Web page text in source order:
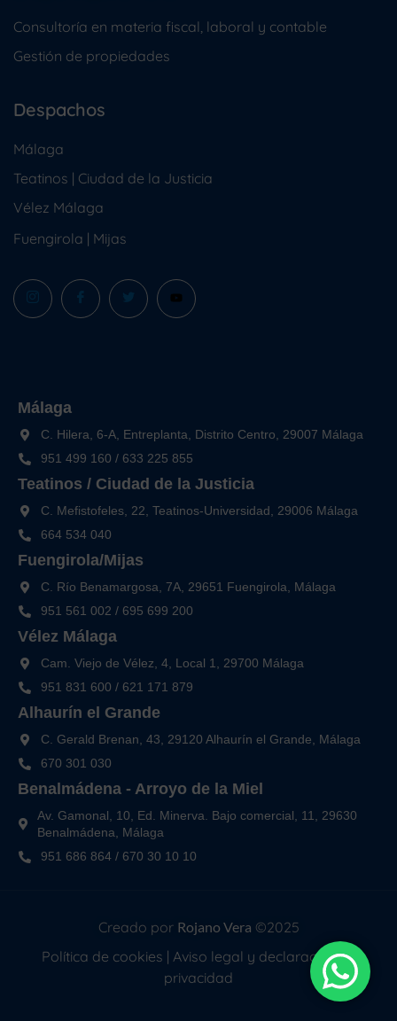
Consultoría en materia fiscal, laboral y contable
Gestión de propiedades
Despachos
Málaga
Teatinos | Ciudad de la Justicia
Vélez Málaga
Fuengirola | Mijas
Málaga
C. Hilera, 6-A, Entreplanta, Distrito Centro, 29007 Málaga
951 499 160 / 633 225 855
Teatinos / Ciudad de la Justicia
C. Mefistofeles, 22, Teatinos-Universidad, 29006 Málaga
664 534 040
Fuengirola/Mijas
C. Río Benamargosa, 7A, 29651 Fuengirola, Málaga
951 561 002 / 695 699 200
Vélez Málaga
Cam. Viejo de Vélez, 4, Local 1, 29700 Málaga
951 831 600 / 621 171 879
Alhaurín el Grande
C. Gerald Brenan, 43, 29120 Alhaurín el Grande, Málaga
670 301 030
Benalmádena - Arroyo de la Miel
Av. Gamonal, 10, Ed. Minerva. Bajo comercial, 11, 29630
Benalmádena, Málaga
951 686 864 / 670 30 10 10
Creado por Rojano Vera ©2025
Política de cookies | Aviso legal y declaración de
privacidad